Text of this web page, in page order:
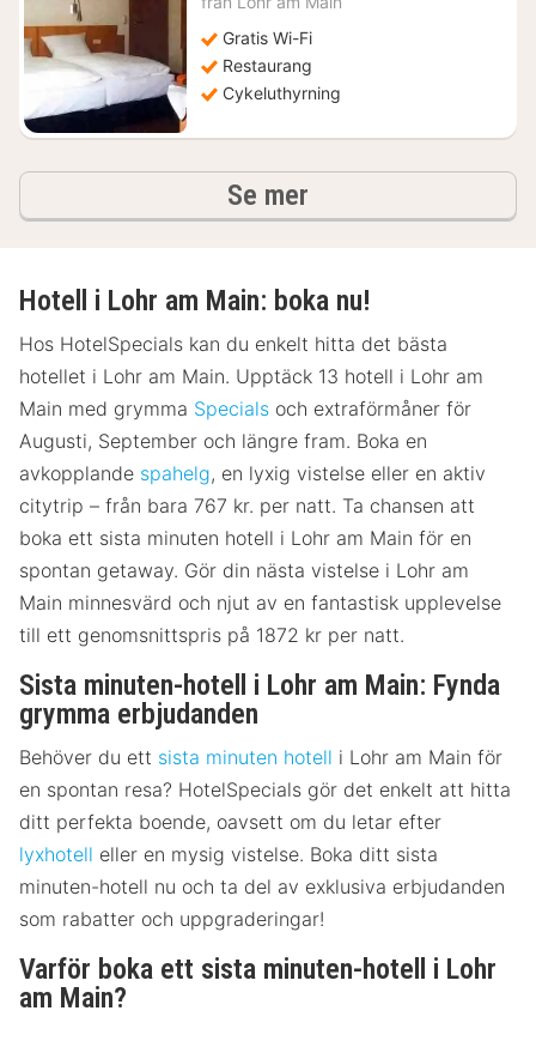
Gratis Wi-Fi
Restaurang
Cykeluthyrning
Se mer
Hotell i Lohr am Main: boka nu!
Hos HotelSpecials kan du enkelt hitta det bästa
hotellet i Lohr am Main. Upptäck 13 hotell i Lohr am
Main med grymma Specials och extraförmåner för
Augusti, September och längre fram. Boka en
avkopplande spahelg, en lyxig vistelse eller en aktiv
citytrip – från bara 767 kr. per natt. Ta chansen att
boka ett sista minuten hotell i Lohr am Main för en
spontan getaway. Gör din nästa vistelse i Lohr am
Main minnesvärd och njut av en fantastisk upplevelse
till ett genomsnittspris på 1872 kr per natt.
Sista minuten-hotell i Lohr am Main: Fynda
grymma erbjudanden
Behöver du ett sista minuten hotell i Lohr am Main för
en spontan resa? HotelSpecials gör det enkelt att hitta
ditt perfekta boende, oavsett om du letar efter
lyxhotell eller en mysig vistelse. Boka ditt sista
minuten-hotell nu och ta del av exklusiva erbjudanden
som rabatter och uppgraderingar!
Varför boka ett sista minuten-hotell i Lohr
am Main?